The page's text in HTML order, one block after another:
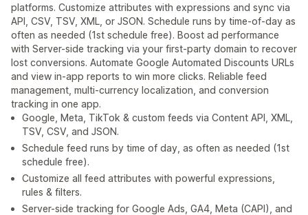
platforms. Customize attributes with expressions and sync via
API, CSV, TSV, XML, or JSON. Schedule runs by time-of-day as
often as needed (1st schedule free). Boost ad performance
with Server-side tracking via your first-party domain to recover
lost conversions. Automate Google Automated Discounts URLs
and view in-app reports to win more clicks. Reliable feed
management, multi-currency localization, and conversion
tracking in one app.
Google, Meta, TikTok & custom feeds via Content API, XML,
TSV, CSV, and JSON.
Schedule feed runs by time of day, as often as needed (1st
schedule free).
Customize all feed attributes with powerful expressions,
rules & filters.
Server-side tracking for Google Ads, GA4, Meta (CAPI), and